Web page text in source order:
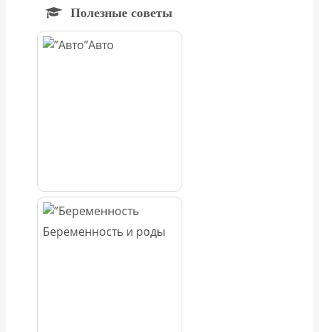
Полезные советы
Авто
Беременность и роды